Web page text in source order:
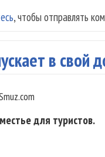
, чтобы отправлять
в свой
для туристов.